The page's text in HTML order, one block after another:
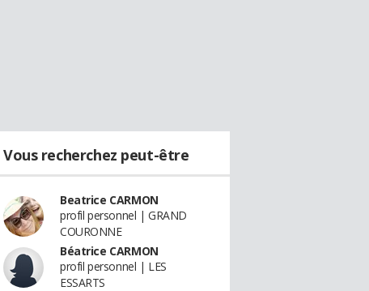
Vous recherchez peut-être
Beatrice CARMON
profil personnel | GRAND
COURONNE
Béatrice CARMON
profil personnel | LES
ESSARTS